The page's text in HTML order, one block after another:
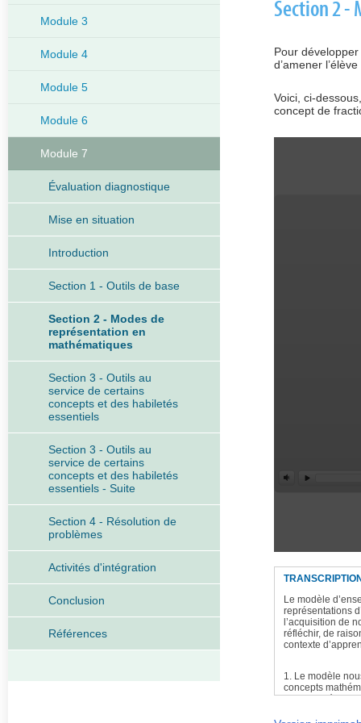
Module 3
Module 4
Module 5
Module 6
Module 7
Évaluation diagnostique
Mise en situation
Introduction
Section 1 - Outils de base
Section 2 - Modes de
représentation en
mathématiques
Section 3 - Outils au
service de certains
concepts et des habiletés
essentiels
Section 3 - Outils au
service de certains
concepts et des habiletés
essentiels - Suite
Section 4 - Résolution de
problèmes
Activités d'intégration
Conclusion
Références
Section 2 -
Pour
d’amener
Voici, ci-
concept de
Le modèle
représentations
l’acquisition de
réfléchir, de
contexte
1. Le modèle
concepts
permettra